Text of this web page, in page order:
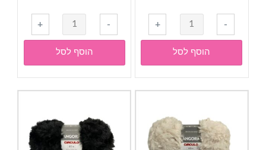
-
כמות
של
חוט
פרוותי
אנגורה
פרווה-
חום
+
הוסף לסל
-
כמות
של
חוט
פרוותי
אנגורה
פרווה-
מנומר
+
הוסף לסל